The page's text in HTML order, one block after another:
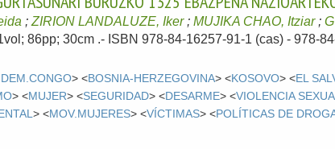
;ZIRION LANDALUZE, Iker;MUJIKA CHAO, Itziar;
86pp; 30cm .- ISBN 978-84-16257-91-1 (cas) - 978-
> <BOSNIA-HERZEGOVINA> <KOSOVO> <EL
> <MUJER> <SEGURIDAD> <DESARME> <VIOLENCIA
> <MOV.MUJERES> <VÍCTIMAS> <POLÍTICAS DE